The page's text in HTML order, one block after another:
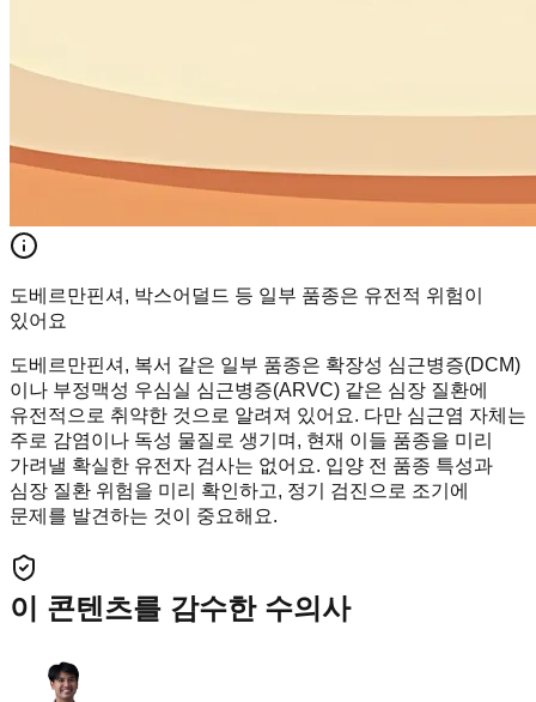
도베르만핀셔, 박스어덜드 등 일부 품종은 유전적 위험이
있어요
도베르만핀셔, 복서 같은 일부 품종은 확장성 심근병증(DCM)
이나 부정맥성 우심실 심근병증(ARVC) 같은 심장 질환에
유전적으로 취약한 것으로 알려져 있어요. 다만 심근염 자체는
주로 감염이나 독성 물질로 생기며, 현재 이들 품종을 미리
가려낼 확실한 유전자 검사는 없어요. 입양 전 품종 특성과
심장 질환 위험을 미리 확인하고, 정기 검진으로 조기에
문제를 발견하는 것이 중요해요.
이 콘텐츠를 감수한 수의사